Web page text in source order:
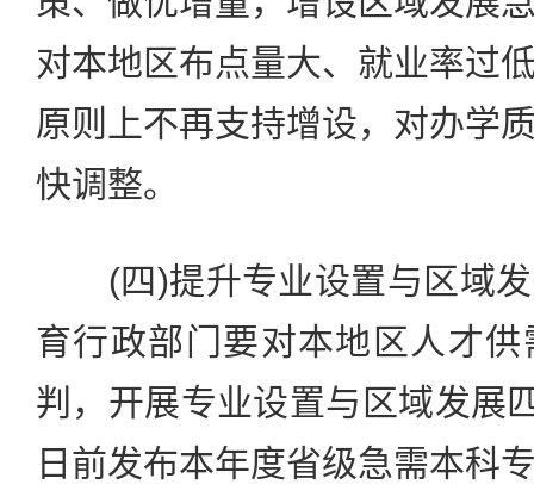
对本地区布点量大、就业率过
原则上不再支持增设，对办学
快调整。
(四)提升专业设置与区域发
育行政部门要对本地区人才
判，开展专业设置与区域发展
日前发布本年度省级急需本科